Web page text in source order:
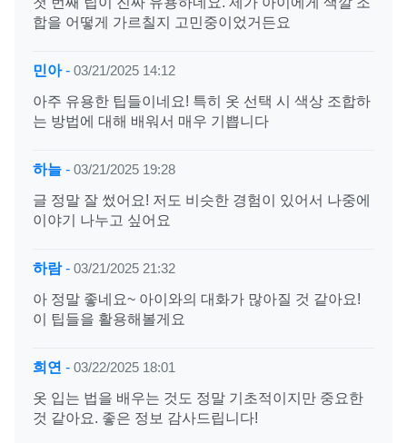
합을 어떻게 가르칠지 고민중이었거든요
민아- 03/21/2025 14:12
아주 유용한 팁들이네요! 특히 옷 선택 시 색상 조합하
는 방법에 대해 배워서 매우 기쁩니다
하늘 - 03/21/2025 19:28
글 정말 잘 썼어요! 저도 비슷한 경험이 있어서 나중에
이야기 나누고 싶어요
하람- 03/21/2025 21:32
아 정말 좋네요~ 아이와의 대화가 많아질 것 같아요!
이 팁들을 활용해볼게요
희연 - 03/22/2025 18:01
옷 입는 법을 배우는 것도 정말 기초적이지만 중요한
것 같아요. 좋은 정보 감사드립니다!